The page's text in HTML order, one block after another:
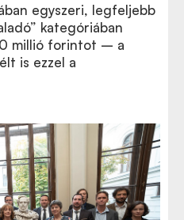
egyszeri, legfeljebb
kategóriában
millió forintot – a
is ezzel a